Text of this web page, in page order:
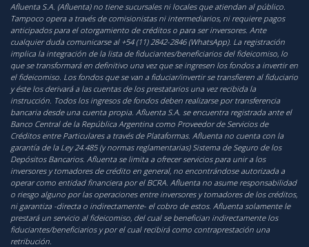
Afluenta S.A. (Afluenta) no tiene sucursales ni locales que atiendan al público.
Tampoco opera a través de comisionistas ni intermediarios, ni requiere pagos
anticipados para el otorgamiento de créditos o para ser inversores. Ante
cualquier duda comunicarse al +54 (11) 2842-2846 (WhatsApp). La registración
implica la integración de la lista de fiduciantes/beneficiarios del fideicomiso, lo
que se transformará en definitivo una vez que se ingresen los fondos a invertir en
el fideicomiso. Los fondos que se van a fiduciar/invertir se transfieren al fiduciario
y éste los derivará a las cuentas de los prestatarios una vez recibida la
instrucción. Todos los ingresos de fondos deben realizarse por transferencia
bancaria desde una cuenta propia. Afluenta S.A. se encuentra registrada ante el
Banco Central de la República Argentina como Proveedor de Servicios de
Créditos entre Particulares a través de Plataformas. Afluenta no cuenta con la
garantía de la Ley 24.485 (y normas reglamentarias) Sistema de Seguro de los
Depósitos Bancarios. Afluenta se limita a ofrecer servicios para unir a los
inversores y tomadores de crédito en general, no encontrándose autorizada a
operar como entidad financiera por el BCRA. Afluenta no asume responsabilidad
o riesgo alguno por las operaciones entre inversores y tomadores de los créditos,
ni garantiza -directa o indirectamente- el cobro de estos. Afluenta solamente le
prestará un servicio al fideicomiso, del cual se benefician indirectamente los
fiduciantes/beneficiarios y por el cual recibirá como contraprestación una
retribución.